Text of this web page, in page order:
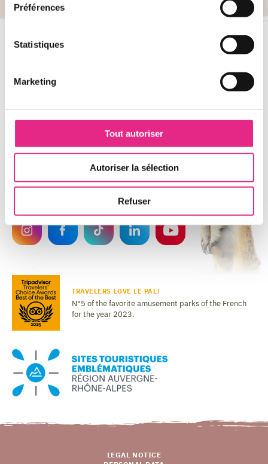
Préférences
Statistiques
Marketing
Tout autoriser
Autoriser la sélection
Refuser
Receive the park news newsletter sent by our favorite suricate.
... and follow his adventures on
TRAVELERS LOVE LE PAL!
N°5 of the favorite amusement parks of the French
for the year 2023.
LEGAL NOTICE